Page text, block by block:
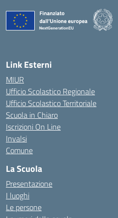
Link Esterni
MIUR
Ufficio Scolastico Regionale
Ufficio Scolastico Territoriale
Scuola in Chiaro
Iscrizioni On Line
Invalsi
Comune
La Scuola
Presentazione
I luoghi
Le persone